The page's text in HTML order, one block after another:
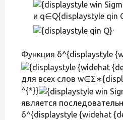
и q∈Q{displaystyle qin
.
Функция δ^{displaystyle
для всех слов
^{*}}
является
δ^{displaystyle {widehat